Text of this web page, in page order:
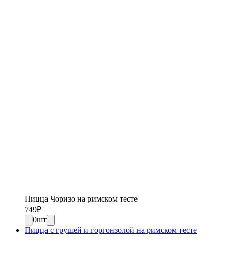
Пицца Чоризо на римском тесте
749₽
0шт
Пицца с грушей и горгонзолой на римском тесте